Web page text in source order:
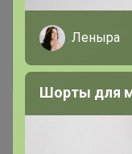
Это
Леныра
Шорты для